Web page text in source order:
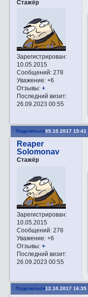
Стажёр
Зарегистрирован:
10.05.2015
Сообщений:278
Уважение: +6
Отзывы: +
Последний визит:
26.09.2023 00:55
Поделиться05.10.2017 15:41
Reaper
Solomonav
Стажёр
Зарегистрирован:
10.05.2015
Сообщений:278
Уважение: +6
Отзывы: +
Последний визит:
26.09.2023 00:55
Поделиться12.10.2017 16:35